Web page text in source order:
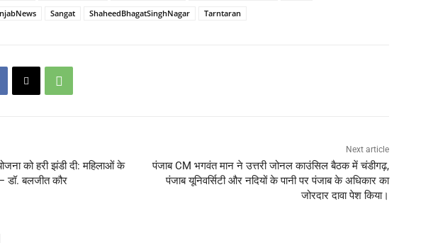
Sangat ShaheedBhagatSinghNagar Tarntaran
को हरी झंडी दी: महिलाओं के
डॉ. बलजीत कौर
Next article
पंजाब CM भगवंत मान ने उत्तरी जोनल काउंसिल बैठक में चंडीगढ़,
पंजाब यूनिवर्सिटी और नदियों के पानी पर पंजाब के अधिकार का
जोरदार दावा पेश किया।